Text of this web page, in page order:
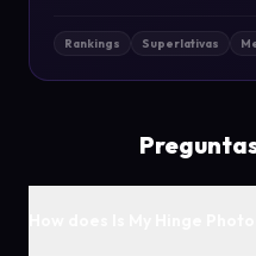
Rankings Superlativas